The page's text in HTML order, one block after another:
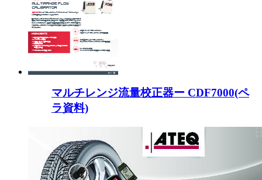
マルチレンジ流量校正器ー CDF7000(ペ
ラ資料)